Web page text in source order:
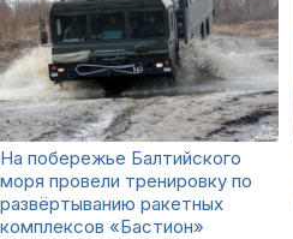
На побережье Балтийского
моря провели тренировку по
развёртыванию ракетных
комплексов «Бастион»